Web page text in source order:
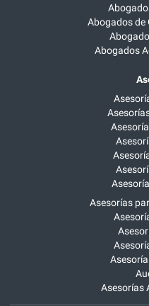
Abogados de
Abogados
Asesorías
Asesorías